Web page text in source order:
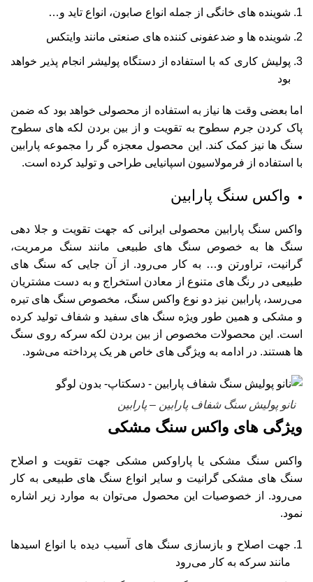
شوینده های خانگی از جمله انواع صابون، انواع تاید و…
شوینده ها و ضدعفونی کننده های صنعتی مانند وایتکس
پولیش کاری که با استفاده از دستگاه پولیشر انجام پذیر خواهد
بود
اما بعضی وقت ها نیاز به استفاده از محصولی خواهد بود که ضمن
پاک کردن جرم سطوح به تقویت و از بین بردن لکه های سطوح
سنگ ها نیز کمک کند. این محصول معجزه گر را مجموعه پارابین
با استفاده از فرمولاسیون اسپانیایی طراحی و تولید کرده است.
واکس سنگ پارابین
واکس سنگ پارابین محصولی ایرانی که جهت تقویت و جلا دهی
سنگ ها به خصوص سنگ های طبیعی مانند سنگ مرمریت،
گرانیت، تراورتن و… به کار می‌رود. از آن جایی که سنگ های
طبیعی در رنگ های متنوع از معادن استخراج و به دست مشتریان
می‌رسد، پارابین نیز دو نوع واکس سنگ، مخصوص سنگ های تیره
و مشکی و همین طور ویژه سنگ های سفید و شفاف تولید کرده
است. این محصولات مخصوص از بین بردن لکه سرکه روی سنگ
ها هستند. در ادامه به ویژگی های خاص هر یک پرداخته می‌شود.
نانو پولیش سنگ شفاف پارابین – پارابین
ویژگی های واکس سنگ مشکی
واکس سنگ مشکی یا پاراوکس مشکی جهت تقویت و اصلاح
سنگ های مشکی گرانیت و سایر انواع سنگ های طبیعی به کار
می‌رود. از خصوصیات این محصول می‌توان به موارد زیر اشاره
نمود.
جهت اصلاح و بازسازی سنگ های آسیب دیده با انواع اسیدها
مانند سرکه به کار می‌رود